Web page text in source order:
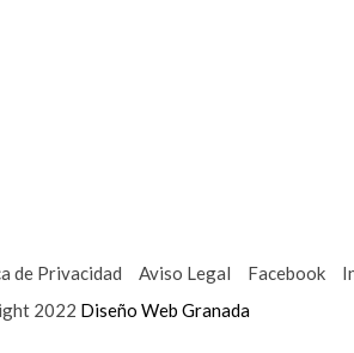
de Privacidad Aviso Legal Facebook
2022 Diseño Web Granada